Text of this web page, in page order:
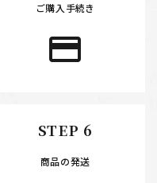
ご購入手続き
payment
STEP 6
商品の発送